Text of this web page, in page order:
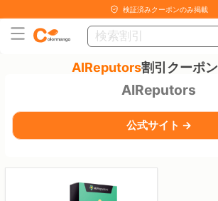
検証済みクーポンのみ掲載
AIReputors割引クーポ
AIReputors
公式サイト →